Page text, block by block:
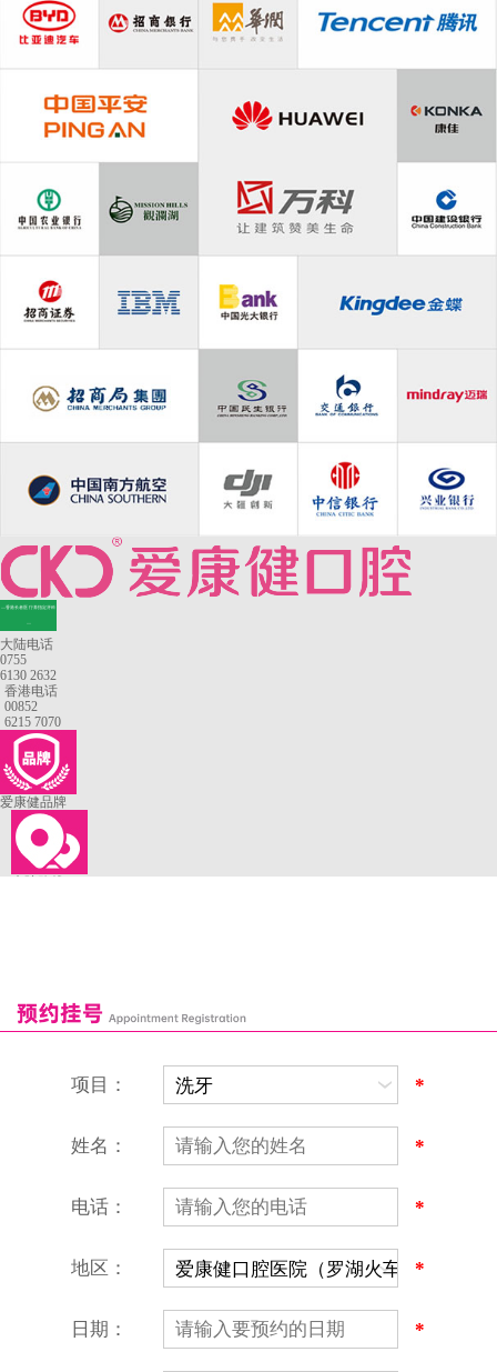
—香港长者医疗券指定牙科
大陆电话
0755
6130 2632
香港电话
00852
6215 7070
爱康健品牌
恒乐口腔诊所
富港口腔诊所
营业时间：9:00-18:00
（节假日照常上班）
项目： *
姓名： *
电话： *
地区： *
日期： *